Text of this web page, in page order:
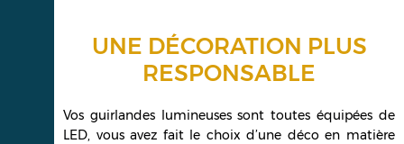
UNE DÉCORATION PLUS
RESPONSABLE
Vos guirlandes lumineuses sont toutes équipées de
LED, vous avez fait le choix d’une déco en matière